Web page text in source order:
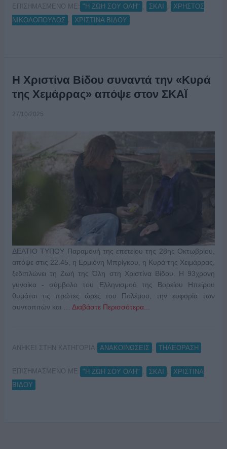
ΕΠΙΣΗΜΑΣΜΕΝΟ ΜΕ: "Η ΖΩΗ ΣΟΥ ΟΛΗ" ΣΚΑΙ
ΧΡΗΣΤΟΣ
ΝΙΚΟΛΟΠΟΥΛΟΣ
ΧΡΙΣΤΙΝΑ ΒΙΔΟΥ
Η Χριστίνα Βίδου συναντά την «Κυρά
της Χεμάρρας» απόψε στον ΣΚΑΪ
27/10/2025
ΔΕΛΤΙΟ ΤΥΠΟΥ Παραμονή της επετείου της 28ης Οκτωβρίου,
απόψε στις 22.45, η Ερμιόνη Μπρίγκου, η Κυρά της Χειμάρρας,
ξεδιπλώνει τη Ζωή της Όλη στη Χριστίνα Βίδου. Η 93χρονη
γυναίκα - σύμβολο του Ελληνισμού της Βορείου Ηπείρου
θυμάται τις πρώτες ώρες του Πολέμου, την ευφορία των
συντοπιτών και … Διαβάστε Περισσότερα...
ΑΝΗΚΕΙ ΣΤΗΝ ΚΑΤΗΓΟΡΙΑ: ΑΝΑΚΟΙΝΩΣΕΙΣ ΤΗΛΕΟΡΑΣΗ
ΕΠΙΣΗΜΑΣΜΕΝΟ ΜΕ: "Η ΖΩΗ ΣΟΥ ΟΛΗ" ΣΚΑΙ
ΧΡΙΣΤΙΝΑ
ΒΙΔΟΥ